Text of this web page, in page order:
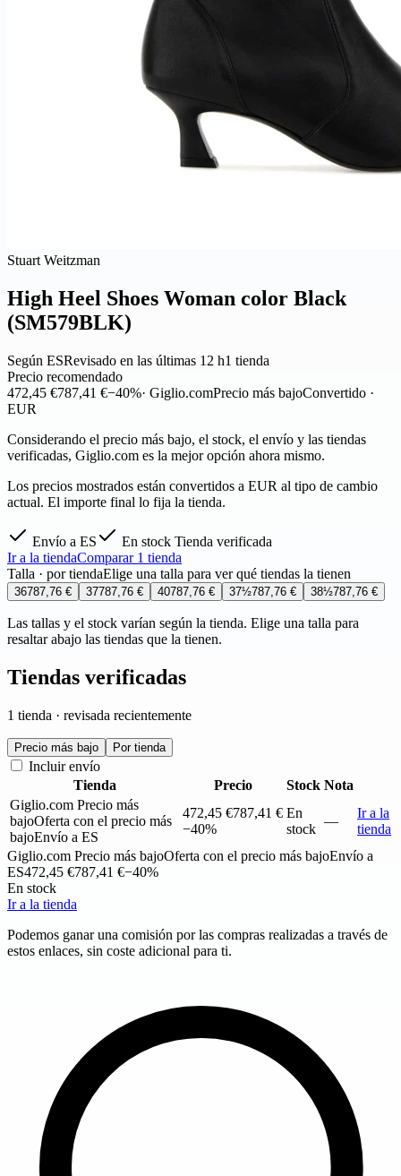
Stuart Weitzman
High Heel Shoes Woman color Black
(SM579BLK)
Según ESRevisado en las últimas 12 h1 tienda
Precio recomendado
472,45 €787,41 €−40%· Giglio.comPrecio más bajoConvertido ·
EUR
Considerando el precio más bajo, el stock, el envío y las tiendas
verificadas, Giglio.com es la mejor opción ahora mismo.
Los precios mostrados están convertidos a EUR al tipo de cambio
actual. El importe final lo fija la tienda.
Envío a ES En stock Tienda verificada
Ir a la tiendaComparar 1 tienda
Talla · por tiendaElige una talla para ver qué tiendas la tienen
36787,76 € 37787,76 € 40787,76 € 37½787,76 € 38½787,76 €
Las tallas y el stock varían según la tienda. Elige una talla para
resaltar abajo las tiendas que la tienen.
Tiendas verificadas
1 tienda · revisada recientemente
Precio más bajo Por tienda
Incluir envío
Tienda
Precio Stock Nota
Giglio.com Precio más
bajoOferta con el precio más
bajoEnvío a ES
472,45 €787,41 €
−40%
En
stock
—
Ir a la
tienda
Giglio.com Precio más bajoOferta con el precio más bajoEnvío a
ES472,45 €787,41 €−40%
En stock
Ir a la tienda
Podemos ganar una comisión por las compras realizadas a través de
estos enlaces, sin coste adicional para ti.